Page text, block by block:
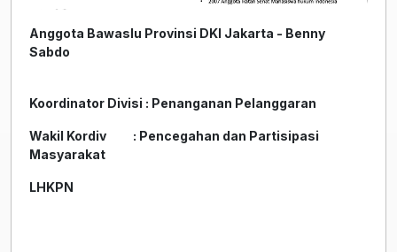
Anggota Bawaslu Provinsi DKI Jakarta - Benny
Sabdo
Koordinator Divisi : Penanganan Pelanggaran
Wakil Kordiv : Pencegahan dan Partisipasi
Masyarakat
LHKPN